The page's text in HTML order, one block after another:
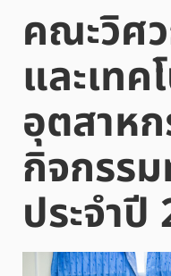
คณะวิศ
และเทค
อุตสาห
กิจกรร
ประจำปี